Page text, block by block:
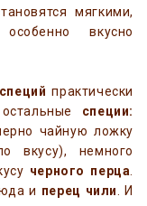
мягкими,
вкусно
специй практически
специи:
чайную ложку
вкусу), немного
черного перца
и перец чили
. И